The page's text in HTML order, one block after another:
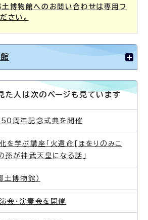
博物館へのお問い合わせは専用フ
さい。
た人は次のページも見ています
周年記念式典を開催
を学ぶ講座「火遠命[ほをりのみこ
孫が神武天皇になる話」
土博物館）
会・演奏会を開催